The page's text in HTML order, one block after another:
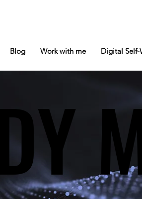
Blog Work with me Digital